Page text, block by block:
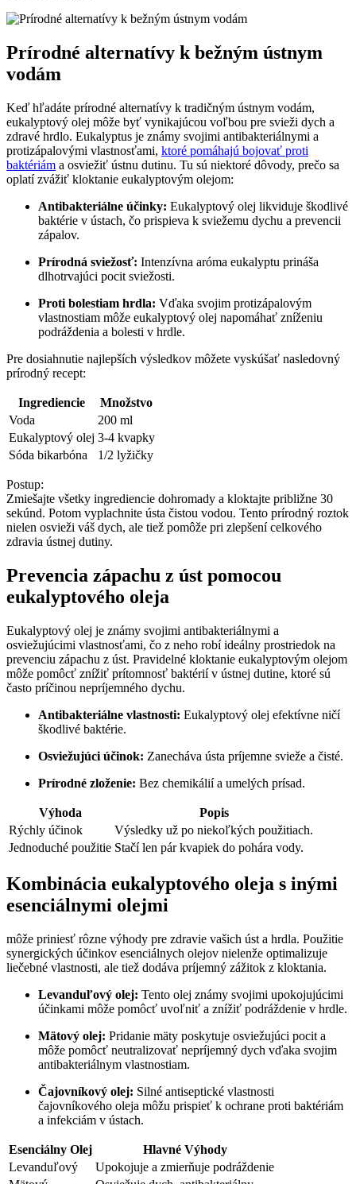
Prírodné alternatívy k bežným ústnym
vodám
Keď hľadáte prírodné alternatívy k tradičným ústnym vodám,
eukalyptový olej môže byť vynikajúcou voľbou pre svieži dych a
zdravé hrdlo. Eukalyptus je známy svojimi antibakteriálnymi a
protizápalovými vlastnosťami, ktoré pomáhajú bojovať proti
baktériám a osviežiť ústnu dutinu. Tu sú niektoré dôvody, prečo sa
oplatí zvážiť kloktanie eukalyptovým olejom:
Antibakteriálne účinky: Eukalyptový olej likviduje škodlivé
baktérie v ústach, čo prispieva k sviežemu dychu a prevencii
zápalov.
Prírodná sviežosť: Intenzívna aróma eukalyptu prináša
dlhotrvajúci pocit sviežosti.
Proti bolestiam hrdla: Vďaka svojim protizápalovým
vlastnostiam môže eukalyptový olej napomáhať zníženiu
podráždenia a bolesti v hrdle.
Pre dosiahnutie najlepších výsledkov môžete vyskúšať nasledovný
prírodný recept:
Ingrediencie
Množstvo
Voda
200 ml
Eukalyptový olej 3-4 kvapky
Sóda bikarbóna
1/2 lyžičky
Postup:
Zmiešajte všetky ingrediencie dohromady a kloktajte približne 30
sekúnd. Potom vyplachnite ústa čistou vodou. Tento prírodný roztok
nielen osvieži váš dych, ale tiež pomôže pri zlepšení celkového
zdravia ústnej dutiny.
Prevencia zápachu z úst pomocou
eukalyptového oleja
Eukalyptový olej je známy svojimi antibakteriálnymi a
osviežujúcimi vlastnosťami, čo z neho robí ideálny prostriedok na
prevenciu zápachu z úst. Pravidelné kloktanie eukalyptovým olejom
môže pomôcť znížiť prítomnosť baktérií v ústnej dutine, ktoré sú
často príčinou nepríjemného dychu.
Antibakteriálne vlastnosti: Eukalyptový olej efektívne ničí
škodlivé baktérie.
Osviežujúci účinok: Zanecháva ústa príjemne svieže a čisté.
Prírodné zloženie: Bez chemikálií a umelých prísad.
Výhoda
Popis
Rýchly účinok
Výsledky už po niekoľkých použitiach.
Jednoduché použitie Stačí len pár kvapiek do pohára vody.
Kombinácia eukalyptového oleja s inými
esenciálnymi olejmi
môže priniesť rôzne výhody pre zdravie vašich úst a hrdla. Použitie
synergických účinkov esenciálnych olejov nielenže optimalizuje
liečebné vlastnosti, ale tiež dodáva príjemný zážitok z kloktania.
Levanduľový olej: Tento olej známy svojimi upokojujúcimi
účinkami môže pomôcť uvoľniť a znížiť podráždenie v hrdle.
Mätový olej: Pridanie mäty poskytuje osviežujúci pocit a
môže pomôcť neutralizovať nepríjemný dych vďaka svojim
antibakteriálnym vlastnostiam.
Čajovníkový olej: Silné antiseptické vlastnosti
čajovníkového oleja môžu prispieť k ochrane proti baktériám
a infekciám v ústach.
Esenciálny Olej
Hlavné Výhody
Levanduľový
Upokojuje a zmierňuje podráždenie